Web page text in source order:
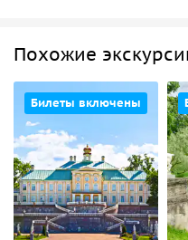
Похожие
Билеты включены